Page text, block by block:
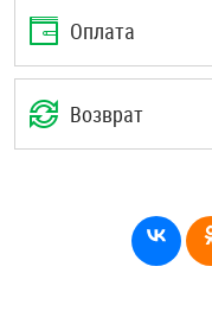
Оплата
Возврат